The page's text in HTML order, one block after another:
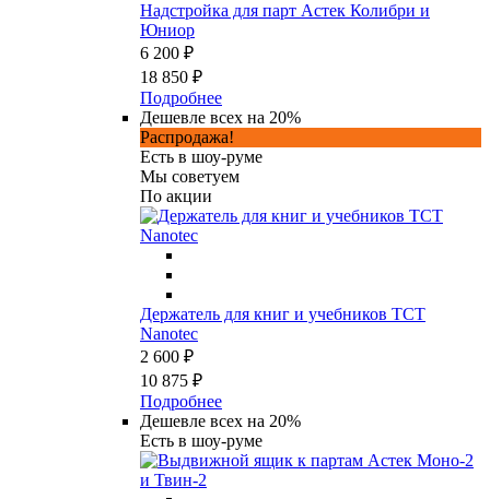
Надстройка для парт Астек Колибри и
Юниор
6 200 ₽
18 850 ₽
Подробнее
Дешевле всех на 20%
Распродажа!
Есть в шоу-руме
Мы советуем
По акции
Держатель для книг и учебников TCT
Nanotec
2 600 ₽
10 875 ₽
Подробнее
Дешевле всех на 20%
Есть в шоу-руме